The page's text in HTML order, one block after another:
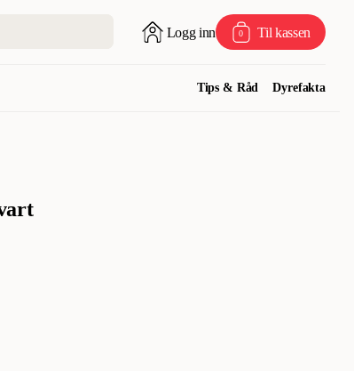
Logg inn 0 Til kassen
Tips & Råd Dyrefakta